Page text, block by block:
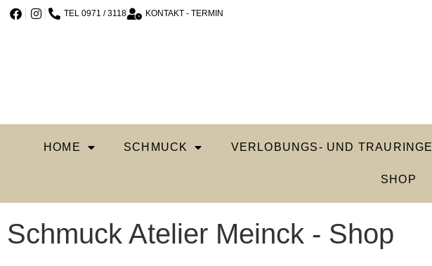
TEL 0971 / 3118 KONTAKT - TERMIN
HOME SCHMUCK VERLOBUNGS- UND TRAURINGE
SHOP
Schmuck Atelier Meinck - Shop